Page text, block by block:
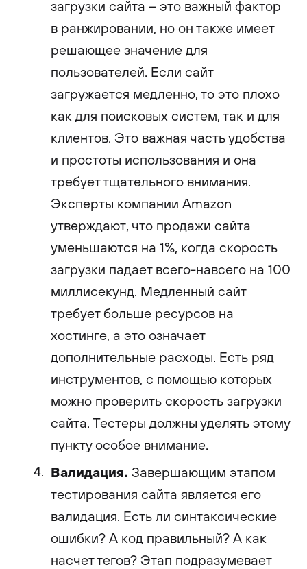
загрузки сайта – это важный фактор
в ранжировании, но он также имеет
решающее значение для
пользователей. Если сайт
загружается медленно, то это плохо
как для поисковых систем, так и для
клиентов. Это важная часть удобства
и простоты использования и она
требует тщательного внимания.
Эксперты компании Amazon
утверждают, что продажи сайта
уменьшаются на 1%, когда скорость
загрузки падает всего-навсего на 100
миллисекунд. Медленный сайт
требует больше ресурсов на
хостинге, а это означает
дополнительные расходы. Есть ряд
инструментов, с помощью которых
можно проверить скорость загрузки
сайта. Тестеры должны уделять этому
пункту особое внимание.
Валидация. Завершающим этапом
тестирования сайта является его
валидация. Есть ли синтаксические
ошибки? А код правильный? А как
насчет тегов? Этап подразумевает